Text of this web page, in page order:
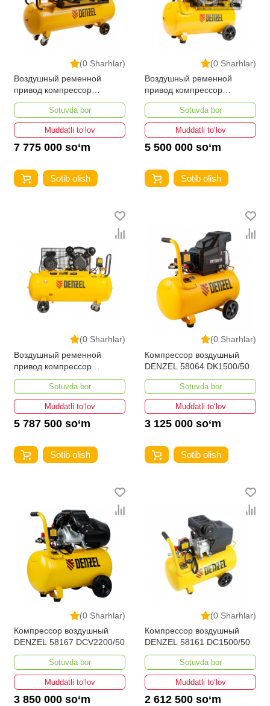
(0 Sharhlar)
Воздушный ременной
привод компрессор
DENZEL 58118 BCW3000-
T/100
Sotuvda bor
Muddatli to‘lov
7 775 000 so‘m
Sotib olish
(0 Sharhlar)
Воздушный ременной
привод компрессор
DENZEL 58113
Sotuvda bor
Muddatli to‘lov
5 500 000 so‘m
Sotib olish
(0 Sharhlar)
Воздушный ременной
привод компрессор
DENZEL 58110
BCV2200/100Sotuvda bor
Muddatli to‘lov
5 787 500 so‘m
Sotib olish
(0 Sharhlar)
Компрессор воздушный
DENZEL 58064 DK1500/50
Sotuvda bor
Muddatli to‘lov
3 125 000 so‘m
Sotib olish
(0 Sharhlar)
Компрессор воздушный
DENZEL 58167 DCV2200/50
Sotuvda bor
Muddatli to‘lov
3 850 000 so‘m
(0 Sharhlar)
Компрессор воздушный
DENZEL 58161 DC1500/50
Sotuvda bor
Muddatli to‘lov
2 612 500 so‘m